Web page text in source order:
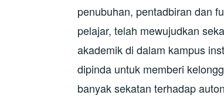
penubuhan, pentadbiran dan
pelajar, telah mewujudkan
akademik di dalam kampus
dipinda untuk memberi
banyak sekatan terhadap